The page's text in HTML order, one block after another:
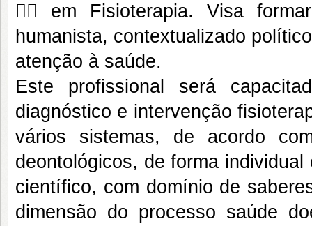
 em Fisioterapia. Visa
humanista, contextualizado
atenção à saúde.
Este profissional será
diagnóstico e intervenção
vários sistemas, de acordo
deontológicos, de forma
científico, com domínio de
dimensão do processo saúde